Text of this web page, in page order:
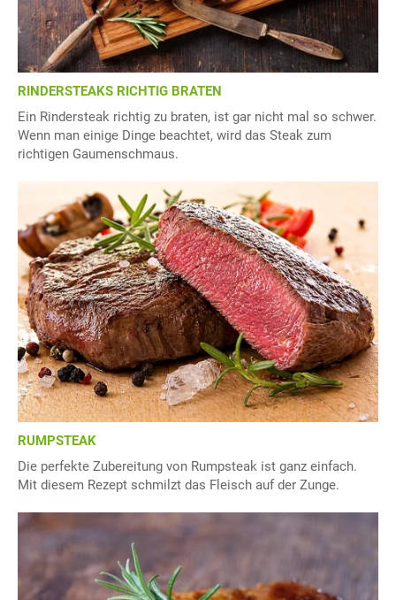
RINDERSTEAKS RICHTIG BRATEN
Ein Rindersteak richtig zu braten, ist gar nicht mal so schwer.
Wenn man einige Dinge beachtet, wird das Steak zum
richtigen Gaumenschmaus.
RUMPSTEAK
Die perfekte Zubereitung von Rumpsteak ist ganz einfach.
Mit diesem Rezept schmilzt das Fleisch auf der Zunge.